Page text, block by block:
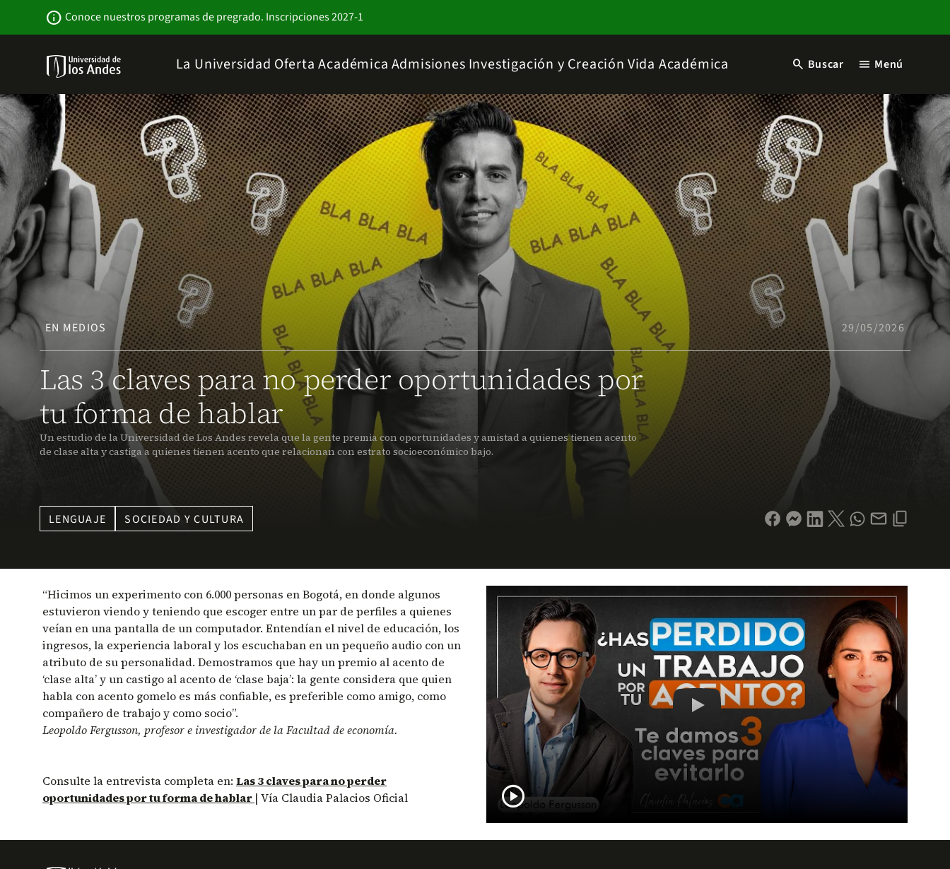
info Conoce nuestros programas de pregrado. Inscripciones 2027-1
Sitio
Institucional
La Universidad Oferta Académica Admisiones Investigación y Creación Vida Académica search Buscar menu Menú
EN MEDIOS 29/05/2026
Las 3 claves para no perder oportunidades por
tu forma de hablar
Un estudio de la Universidad de Los Andes revela que la gente premia con oportunidades y amistad a quienes tienen acento
de clase alta y castiga a quienes tienen acento que relacionan con estrato socioeconómico bajo.
LENGUAJE SOCIEDAD Y CULTURA
“Hicimos un experimento con 6.000 personas en Bogotá, en donde algunos
estuvieron viendo y teniendo que escoger entre un par de perfiles a quienes
veían en una pantalla de un computador. Entendían el nivel de educación, los
ingresos, la experiencia laboral y los escuchaban en un pequeño audio con un
atributo de su personalidad. Demostramos que hay un premio al acento de
‘clase alta’ y un castigo al acento de ‘clase baja’: la gente considera que quien
habla con acento gomelo es más confiable, es preferible como amigo, como
compañero de trabajo y como socio”.
Leopoldo Fergusson, profesor e investigador de la Facultad de economía.
Consulte la entrevista completa en: Las 3 claves para no perder
oportunidades por tu forma de hablar | Vía Claudia Palacios Oficial
Las 3 claves para no perder oportunidades por tu
play_circle